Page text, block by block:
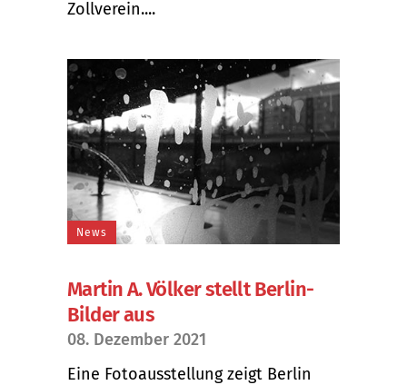
Zollverein....
News
Martin A. Völker stellt Berlin-
Bilder aus
08. Dezember 2021
Eine Fotoausstellung zeigt Berlin